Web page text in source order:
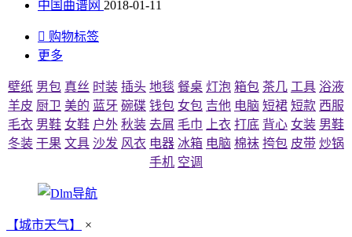
中国曲谱网 2018-01-11
 购物标签
更多
壁纸 男包 真丝 时装 插头 地毯 餐桌 灯泡 箱包 茶几 工具 浴液
羊皮 厨卫 美的 蓝牙 碗碟 钱包 女包 吉他 电脑 短裙 短款 西服
毛衣 男鞋 女鞋 户外 秋装 去屑 毛巾 上衣 打底 背心 女装 男鞋
冬装 干果 文具 沙发 风衣 电器 冰箱 电脑 棉袜 挎包 皮带 炒锅
手机 空调
【城市天气】 ×